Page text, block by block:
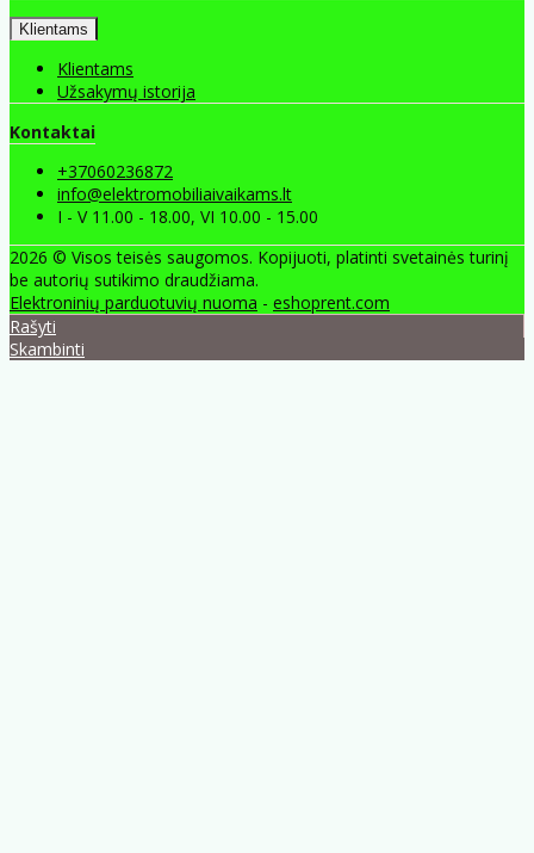
Klientams
Klientams
Užsakymų istorija
Kontaktai
+37060236872
info@elektromobiliaivaikams.lt
I - V 11.00 - 18.00, VI 10.00 - 15.00
2026 © Visos teisės saugomos. Kopijuoti, platinti svetainės turinį
be autorių sutikimo draudžiama.
Elektroninių parduotuvių nuoma - eshoprent.com
Rašyti
Skambinti